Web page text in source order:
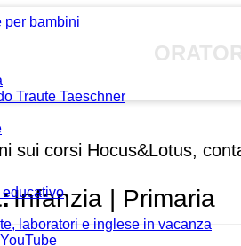
Traute Taeschner
educativo
laboratori e inglese in vacanza
sui corsi Hocus&Lotus,
Infanzia | Primaria